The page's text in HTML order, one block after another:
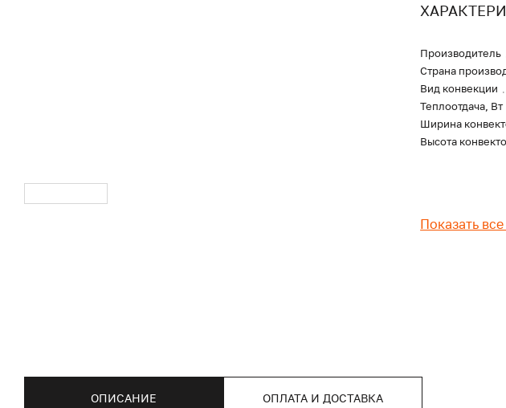
Производитель
Страна
Вид конвекции
Теплоотдача, Вт
Ширина
Высота
Показать
ОПИСАНИЕ ОПЛАТА И ДОСТАВКА